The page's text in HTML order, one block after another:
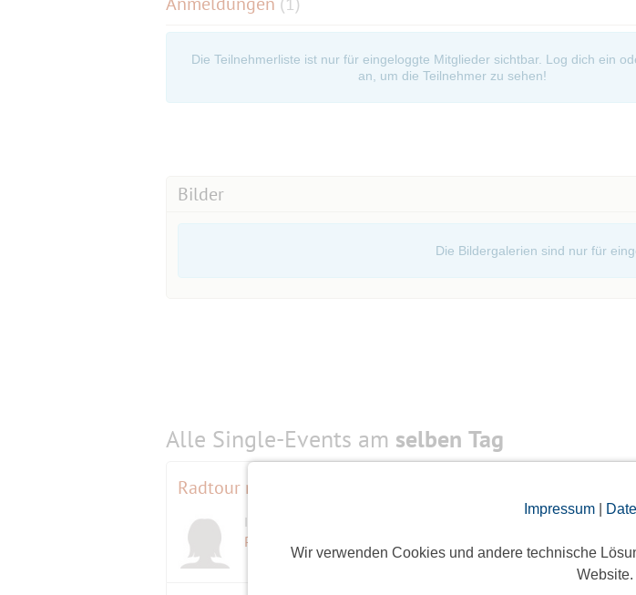
Impressum|
Wir verwenden Cookies und andere technische
Website.
Die Teilnehmerliste ist nur für eingeloggte Mitglieder sichtbar. Log dich ein
an, um die Teilnehmer zu sehen!
Bilder
Die Bildergalerien sind nur für
Alle Single-Events am selben Tag
Radtour mit Erkundung des höchsten begehbaren
Initiatorin
Powergirl